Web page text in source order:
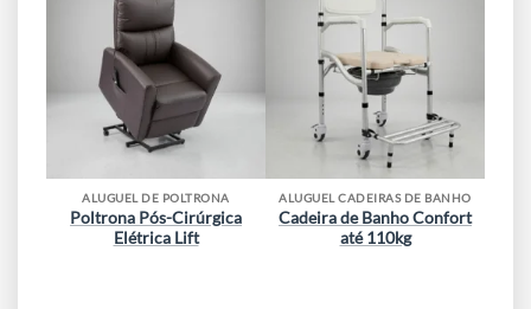
ALUGUEL DE POLTRONA
Poltrona Pós-Cirúrgica
Elétrica Lift
ALUGUEL CADEIRAS DE BANHO
Cadeira de Banho Confort
até 110kg